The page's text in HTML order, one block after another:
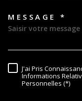
MESSAGE *
J'ai Pris
Informations
Personnelles (*)